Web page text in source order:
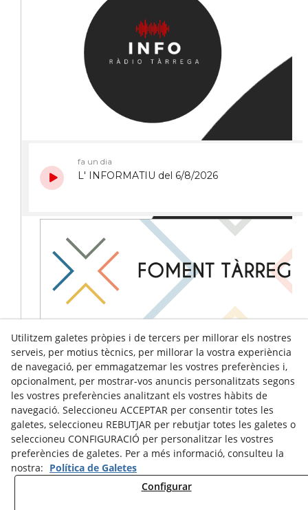
Utilitzem galetes pròpies i de tercers per millorar els nostres
serveis, per motius tècnics, per millorar la vostra experiència
de navegació, per emmagatzemar les vostres preferències i,
opcionalment, per mostrar-vos anuncis personalitzats segons
les vostres preferències analitzant els vostres hàbits de
navegació. Seleccioneu ACCEPTAR per consentir totes les
galetes, seleccioneu REBUTJAR per rebutjar totes les galetes o
seleccioneu CONFIGURACIÓ per personalitzar les vostres
preferències de galetes. Per a més informació, consulteu la
nostra: Política de Galetes
Configurar